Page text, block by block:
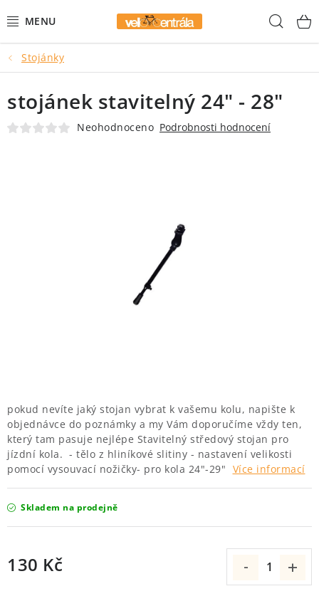
na
AKCE
HORSKÁ KOLA
GRAVEL KOLA
PŘÍSLUŠENSTVÍ
NOVINKY
KONTAKT
Stojánky
pokud nevíte jaký stojan vybrat k vašemu kolu, napište k
objednávce do poznámky a my Vám doporučíme vždy ten,
který tam pasuje nejlépe Stavitelný středový stojan pro
jízdní kola. - tělo z hliníkové slitiny - nastavení velikosti
pomocí vysouvací nožičky- pro kola 24"-29" Více informací
Skladem na prodejně
130 Kč
stojánek stavitelný 24" - 28"
Neohodnoceno Podrobnosti hodnocení